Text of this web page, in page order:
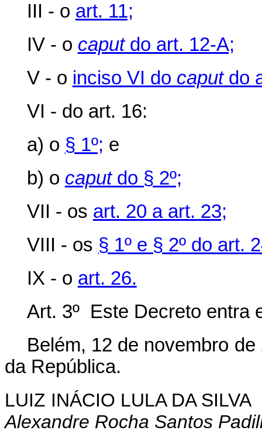
III - o art. 11;
IV - o caputdo art. 12-A;
V - o inciso VI do caputdo
VI - do art. 16:
a) o § 1º; e
b) o caputdo § 2º;
VII - os art. 20 a art. 23;
VIII - os § 1º e § 2º do art.
IX - o art. 26.
Art. 3º Este Decreto entra
Belém, 12 de novembro
da República.
LUIZ INÁCIO LULA DA SILVA
Alexandre Rocha Santos